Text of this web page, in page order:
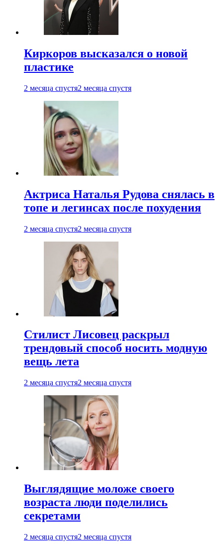
Киркоров высказался о новой
пластике
2 месяца спустя2 месяца спустя
Актриса Наталья Рудова снялась в
топе и легинсах после похудения
2 месяца спустя2 месяца спустя
Стилист Лисовец раскрыл
трендовый способ носить модную
вещь лета
2 месяца спустя2 месяца спустя
Выглядящие моложе своего
возраста люди поделились
секретами
2 месяца спустя2 месяца спустя